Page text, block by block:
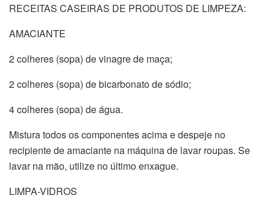
RECEITAS CASEIRAS DE PRODUTOS DE LIMPEZA:
AMACIANTE
2 colheres (sopa) de vinagre de maça;
2 colheres (sopa) de bicarbonato de sódio;
4 colheres (sopa) de água.
Mistura todos os componentes acima e despeje no
recipiente de amaciante na máquina de lavar roupas. Se
lavar na mão, utilize no último enxague.
LIMPA-VIDROS